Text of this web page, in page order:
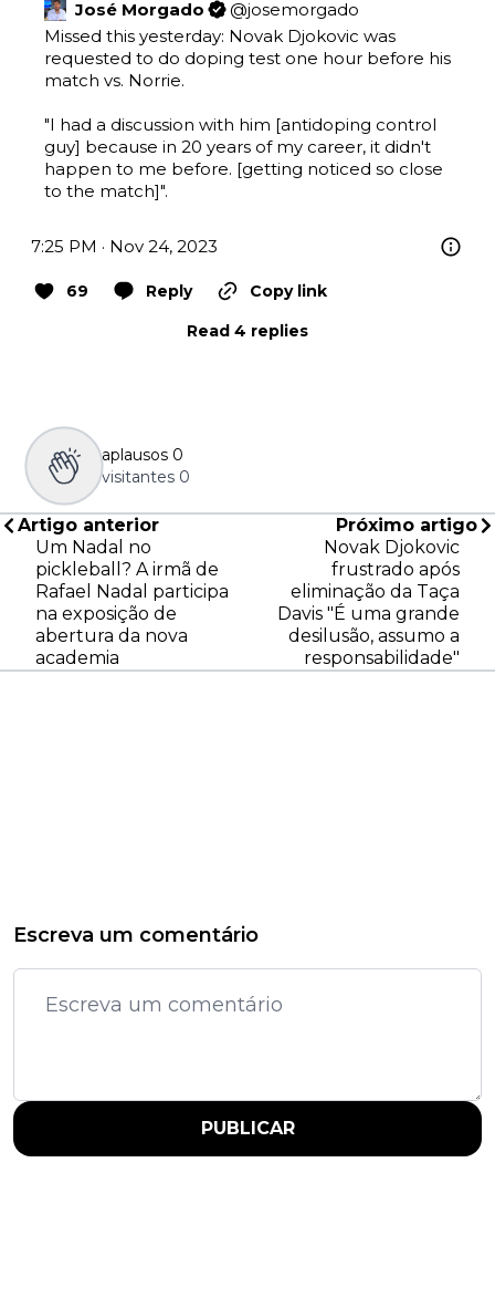
José Morgado @josemorgado
Missed this yesterday: Novak Djokovic was
requested to do doping test one hour before his
match vs. Norrie.
"I had a discussion with him [antidoping control
guy] because in 20 years of my career, it didn't
happen to me before. [getting noticed so close
to the match]".
7:25 PM · Nov 24, 2023
69 Reply
Copy link
Read 4 replies
aplausos 0
visitantes 0
Artigo anterior
Um Nadal no
pickleball? A irmã de
Rafael Nadal participa
na exposição de
abertura da nova
academia
Próximo artigo
Novak Djokovic
frustrado após
eliminação da Taça
Davis "É uma grande
desilusão, assumo a
responsabilidade"
Escreva um comentário
PUBLICAR